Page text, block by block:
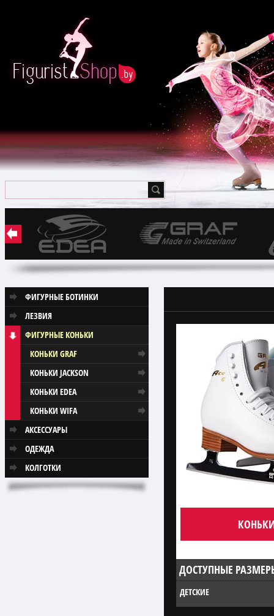
ФИГУРНЫЕ БОТИНКИ
ЛЕЗВИЯ
ФИГУРНЫЕ КОНЬКИ
КОНЬКИ GRAF
КОНЬКИ JACKSON
КОНЬКИ EDEA
КОНЬКИ WIFA
АКСЕССУАРЫ
ОДЕЖДА
КОЛГОТКИ
КОНЬКИ
ДОСТУПНЫЕ
ДЕТСКИЕ